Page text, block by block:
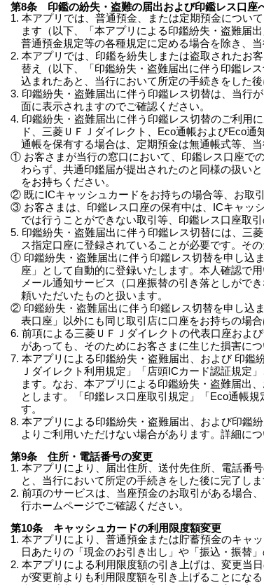
第8条 印鑑の紛失・盗難の届出および印鑑レス口座
1. 本アプリでは、普通預金、または定期預金につい
ます（以下、「本アプリによる印鑑紛失・盗難届
普通預金規定等の各種規定に定める場合を除き、当
2. 本アプリでは、印鑑を紛失しまたは盗取されたお
替え（以下、「印鑑紛失・盗難届出に伴う印鑑レ
込まれたあと、当行において所定の手続きをした後
3. 印鑑紛失・盗難届出に伴う印鑑レス切替は、当行
面に表示されますのでご確認ください。
4. 印鑑紛失・盗難届出に伴う印鑑レス切替のご利用
ド、三菱ＵＦＪダイレクト、Eco通帳およびEco
通帳を保有する場合は、定期預金は無通帳式等、
① お客さまが当行の窓口において、印鑑レス口座で
わらず、共通印鑑届が提出されたのと同様の扱い
をお持ちください。
② 既にICキャッシュカードをお持ちの場合等、お取
③ お客さまは、印鑑レス口座の保有中は、ICキャッ
では行うことができない取引等、印鑑レス口座取
5. 印鑑紛失・盗難届出に伴う印鑑レス切替には、三
ス指定口座に登録されていることが必要です。そ
① 印鑑紛失・盗難届出に伴う印鑑レス切替を申し込
座」として自動的に登録いたします。本人確認で
メール通知サービス（口座振替の引き落としがで
頼いただいたものと扱います。
② 印鑑紛失・盗難届出に伴う印鑑レス切替を申し込
表口座」以外にも同じ取引店に口座をお持ちの場
6. 前項による三菱ＵＦＪダイレクトの代表口座およ
があっても、そのためにお客さまに生じた損害に
7. 本アプリによる印鑑紛失・盗難届出、および 印鑑
Ｊダイレクト利用規定」「店頭ICカード認証規定
ます。なお、本アプリによる印鑑紛失・盗難届出
とします。「印鑑レス口座取引規定」「Eco通帳
す。
8. 本アプリによる印鑑紛失・盗難届出、および印鑑
よりご利用いただけない場合があります。詳細に
第9条 住所・電話番号の変更
1. 本アプリにより、届出住所、送付先住所、電話番
と、当行において所定の手続きをした後に完了し
2. 前項のサービスは、当座預金のお取引がある場合
行ホームページでご確認ください。
第10条 キャッシュカードの利用限度額変更
1. 本アプリにより、普通預金または貯蓄預金のキャ
日あたりの「現金のお引き出し」や「振込・振替
2. 本アプリによる利用限度額の引き上げは、変更当
が変更前よりも利用限度額を引き上げることにな